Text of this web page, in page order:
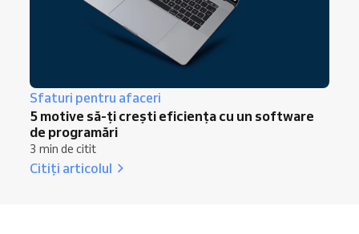
Sfaturi pentru afaceri
5 motive să-ți crești eficiența cu un software
de programări
3 min de citit
Citiți articolul